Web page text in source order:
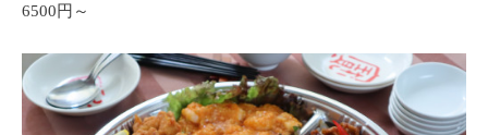
6500円～